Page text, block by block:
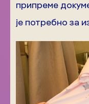
припреме
је потребно за